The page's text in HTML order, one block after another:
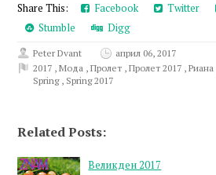
Share This: Facebook Twitter
Stumble
Digg
Peter Dvant
април 06, 2017
2017 ,Мода ,Пролет ,Пролет 2017 ,Риана
Spring , Spring 2017
Related Posts:
Великден 2017